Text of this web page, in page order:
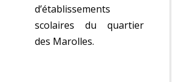
d’établissements
scolaires du quartier
des Marolles.